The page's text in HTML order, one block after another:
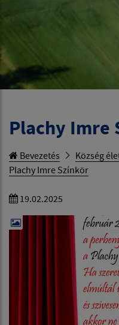
Plachy Imre
Bevezetés Község
Plachy Imre Színkör
19.02.2025